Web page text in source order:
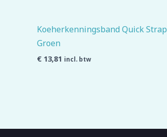
Koeherkenningsband Quick Strap
Groen
€ 13,81 incl. btw